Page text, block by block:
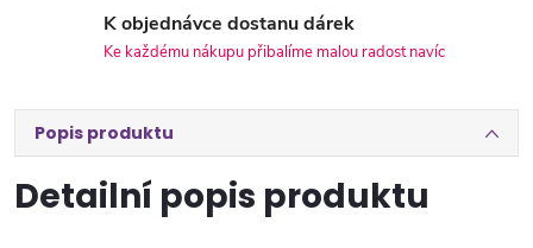
K objednávce dostanu dárek
Ke každému nákupu přibalíme malou radost navíc
Popis produktu
Detailní popis produktu